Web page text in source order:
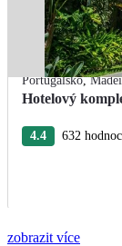
Portugalsko,
Hotelový
4.4 632
zobrazit více